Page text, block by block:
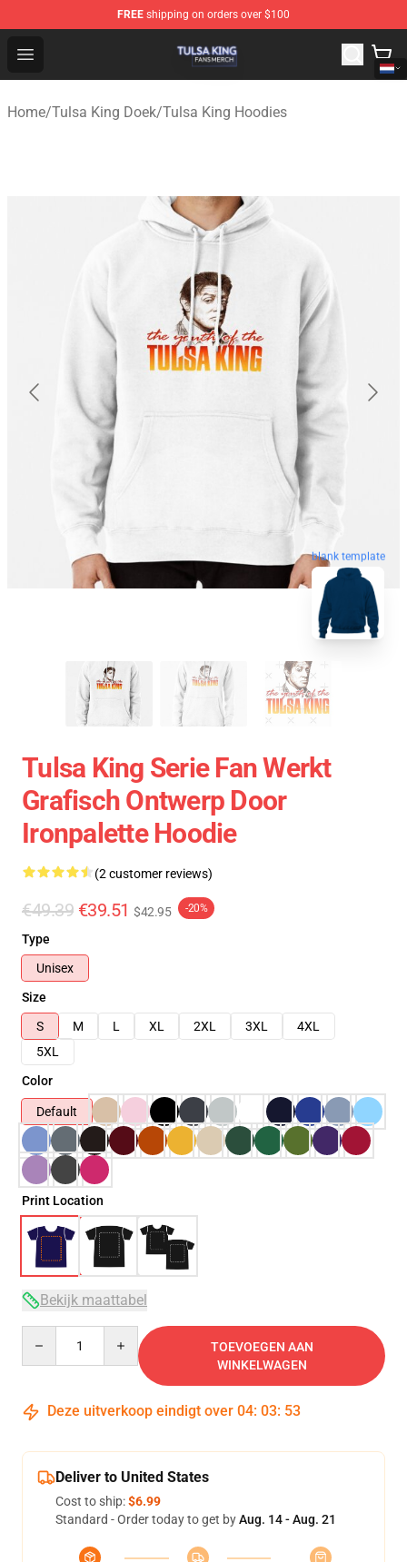
FREE shipping on orders over $100
Open menu
Tulsa King Shop - Official Tulsa King Merchandise Store
Home/Tulsa King Doek/Tulsa King Hoodies
blank template
Tulsa King Serie Fan Werkt
Grafisch Ontwerp Door
Ironpalette Hoodie
(2 customer reviews)
€49.39 €39.51 $42.95 -20%
Type
Unisex
Size
S
M L XL 2XL 3XL
4XL
5XL
Color
Default
Print Location
Bekijk maattabel
TOEVOEGEN AAN
WINKELWAGEN
Deze uitverkoop eindigt over 04: 03: 52
Deliver to United States
Cost to ship:$6.99
Standard - Order today to get byAug. 14 - Aug. 21